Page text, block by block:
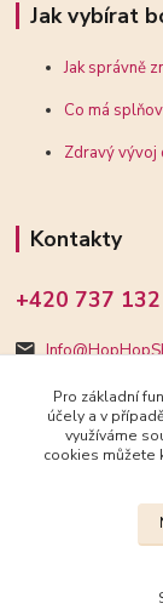
Jak vybírat
Jak správně
Co má
Zdravý vývoj
Kontakty
+420 737
Pro základní
účely a v
využíváme
cookies můžete